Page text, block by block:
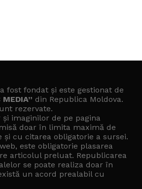
a fost fondat și este gestionat de
MEDIA” din Republica Moldova.
rezervate.
imaginilor de pe pagina
doar în limita maximă de
și cu citarea obligatorie a sursei.
este obligatorie plasarea
articolul preluat. Republicarea
se poate realiza doar în
un acord prealabil cu